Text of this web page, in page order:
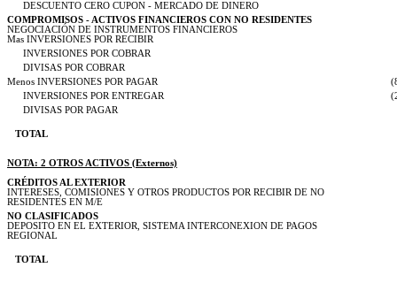
DESCUENTO CERO CUPON - MERCADO DE DINERO
COMPROMISOS - ACTIVOS FINANCIEROS CON NO RESIDENTES
NEGOCIACIÓN DE INSTRUMENTOS FINANCIEROS
Mas INVERSIONES POR RECIBIR
INVERSIONES POR COBRAR
DIVISAS POR COBRAR
Menos INVERSIONES POR PAGAR
INVERSIONES POR ENTREGAR
DIVISAS POR PAGAR
TOTAL
NOTA: 2 OTROS ACTIVOS (Externos)
CRÉDITOS AL EXTERIOR
INTERESES, COMISIONES Y OTROS PRODUCTOS POR RECIBIR DE NO
RESIDENTES EN M/E
NO CLASIFICADOS
DEPOSITO EN EL EXTERIOR, SISTEMA INTERCONEXION DE PAGOS
REGIONAL
TOTAL